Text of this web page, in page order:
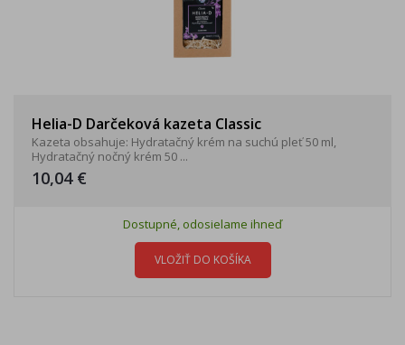
Helia-D Darčeková kazeta Classic
Kazeta obsahuje: Hydratačný krém na suchú pleť 50 ml,
Hydratačný nočný krém 50 ...
10,04 €
Dostupné, odosielame ihneď
VLOŽIŤ DO KOŠÍKA